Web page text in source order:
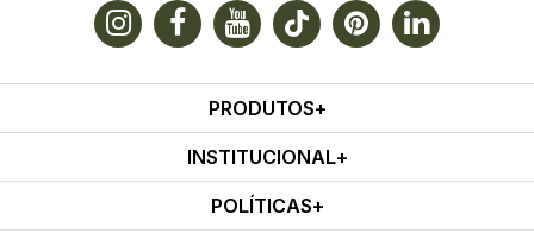
PRODUTOS
INSTITUCIONAL
POLÍTICAS